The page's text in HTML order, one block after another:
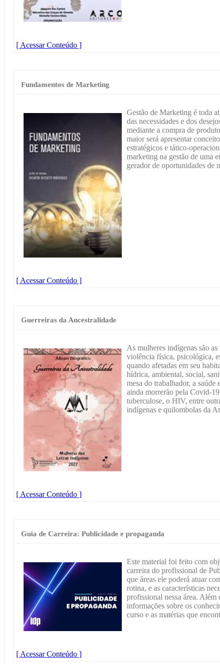
[ Acessar Conteúdo ]
Fundamentos de Marketing
Gestão de Marketing é toda
das necessidades e dos
mediante a compra de
maior será apresentar
estratégicos e tático-
marketing na gestão de uma
gerador de oportunidades de
[ Acessar Conteúdo ]
Guerreiras da Ancestralidade
As mulheres indígenas são
violência física, psicológica,
quando afetadas em seu
hídrica, ambiental, social,
mesa do trabalhador, a saúde
ainda morrerão pela Covid-
tuberculose, o HIV, entre
indígenas e quilombolas da
[ Acessar Conteúdo ]
Guia de Carreira: Publicidade e propaganda
Este material foi feito com
carreira do profissional de
que áreas ele poderá atuar
rotina, e as características
profissional nessa área. Além
informações sobre os
curso e as matérias que
[ Acessar Conteúdo ]